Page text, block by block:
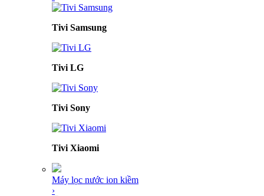
Tivi Samsung
Tivi LG
Tivi Sony
Tivi Xiaomi
Máy lọc nước ion kiềm
›